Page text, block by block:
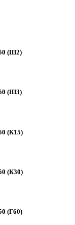
(Ш2)
(Ш3)
(К15)
(К30)
(Г60)